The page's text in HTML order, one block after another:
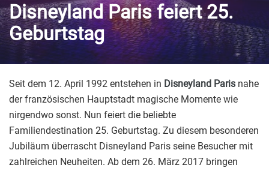
Disneyland Paris feiert 25.
Geburtstag
Seit dem 12. April 1992 entstehen in Disneyland Paris nahe
der französischen Hauptstadt magische Momente wie
nirgendwo sonst. Nun feiert die beliebte
Familiendestination 25. Geburtstag. Zu diesem besonderen
Jubiläum überrascht Disneyland Paris seine Besucher mit
zahlreichen Neuheiten. Ab dem 26. März 2017 bringen